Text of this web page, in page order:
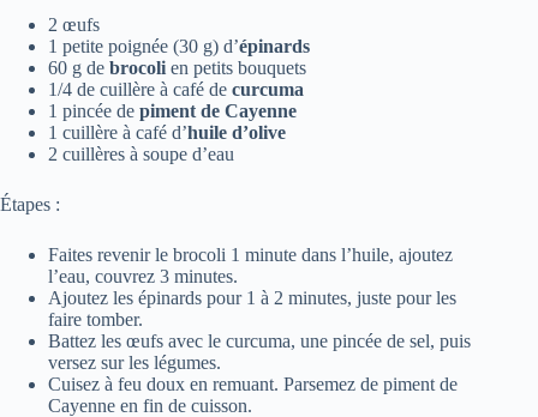
2 œufs
1 petite poignée (30 g) d’épinards
60 g de brocoli en petits bouquets
1/4 de cuillère à café de curcuma
1 pincée de piment de Cayenne
1 cuillère à café d’huile d’olive
2 cuillères à soupe d’eau
Étapes :
Faites revenir le brocoli 1 minute dans l’huile, ajoutez
l’eau, couvrez 3 minutes.
Ajoutez les épinards pour 1 à 2 minutes, juste pour les
faire tomber.
Battez les œufs avec le curcuma, une pincée de sel, puis
versez sur les légumes.
Cuisez à feu doux en remuant. Parsemez de piment de
Cayenne en fin de cuisson.